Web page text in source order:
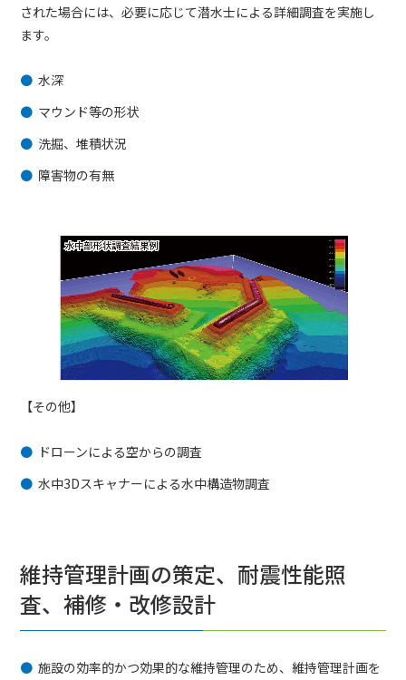
された場合には、必要に応じて潜水士による詳細調査を実施し
ます。
水深
マウンド等の形状
洗掘、堆積状況
障害物の有無
【その他】
ドローンによる空からの調査
水中3Dスキャナーによる水中構造物調査
維持管理計画の策定、耐震性能照
査、補修・改修設計
施設の効率的かつ効果的な維持管理のため、維持管理計画を